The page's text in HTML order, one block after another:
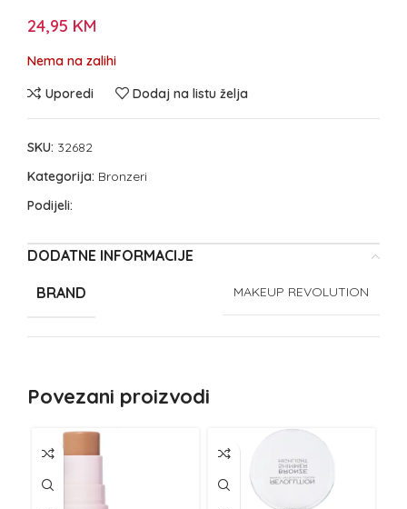
24,95 KM
Nema na zalihi
Uporedi
Dodaj na listu želja
SKU: 32682
Kategorija: Bronzeri
Podijeli:
DODATNE INFORMACIJE
BRAND MAKEUP REVOLUTION
Povezani proizvodi